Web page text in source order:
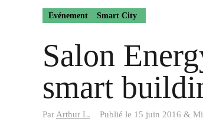
Evénement Smart City
Salon
smart
Par Arthur L. Publié le 15 juin 2016 &